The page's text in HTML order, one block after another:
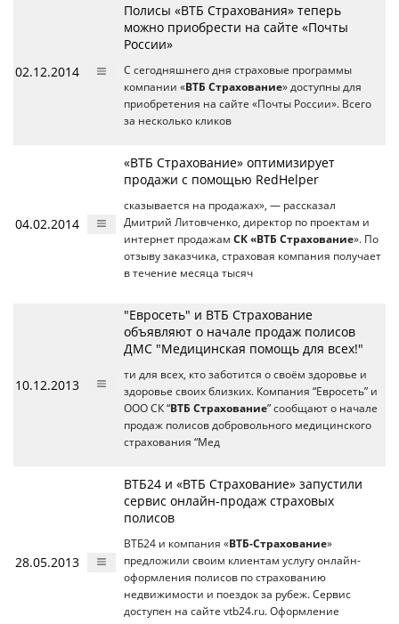
02.12.2014
Полисы «ВТБ Страхования» теперь
можно приобрести на сайте «Почты
России»
C сегодняшнего дня страховые программы
компании «ВТБ Страхование» доступны для
приобретения на сайте «Почты России». Всего
за несколько кликов
04.02.2014
«ВТБ Страхование» оптимизирует
продажи с помощью RedHelper
сказывается на продажах», — рассказал
Дмитрий Литовченко, директор по проектам и
интернет продажам СК «ВТБ Страхование». По
отзыву заказчика, страховая компания получает
в течение месяца тысяч
10.12.2013
"Евросеть" и ВТБ Страхование
объявляют о начале продаж полисов
ДМС "Медицинская помощь для всех!"
ти для всех, кто заботится о своём здоровье и
здоровье своих близких. Компания “Евросеть” и
ООО СК “ВТБ Страхование” сообщают о начале
продаж полисов добровольного медицинского
страхования “Мед
28.05.2013
ВТБ24 и «ВТБ Страхование» запустили
сервис онлайн-продаж страховых
полисов
ВТБ24 и компания «ВТБ-Страхование»
предложили своим клиентам услугу онлайн-
оформления полисов по страхованию
недвижимости и поездок за рубеж. Сервис
доступен на сайте vtb24.ru. Оформление